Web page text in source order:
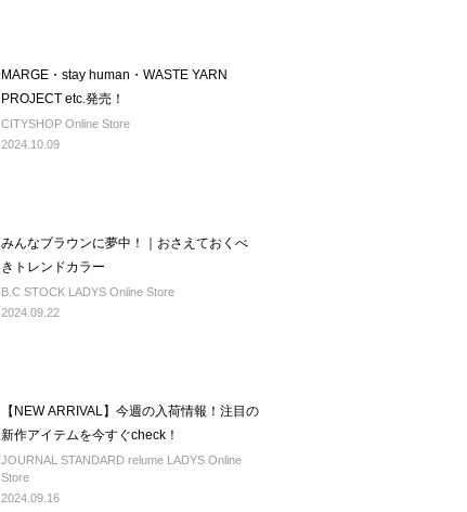
MARGE・stay human・WASTE YARN
PROJECT etc.発売！
CITYSHOP Online Store
2024.10.09
みんなブラウンに夢中！｜おさえておくべ
きトレンドカラー
B.C STOCK LADYS Online Store
2024.09.22
【NEW ARRIVAL】今週の入荷情報！注目の
新作アイテムを今すぐcheck！
JOURNAL STANDARD relume LADYS Online
Store
2024.09.16